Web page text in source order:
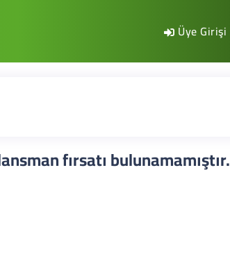
Üye Girişi
fırsatı bulunamamıştır.